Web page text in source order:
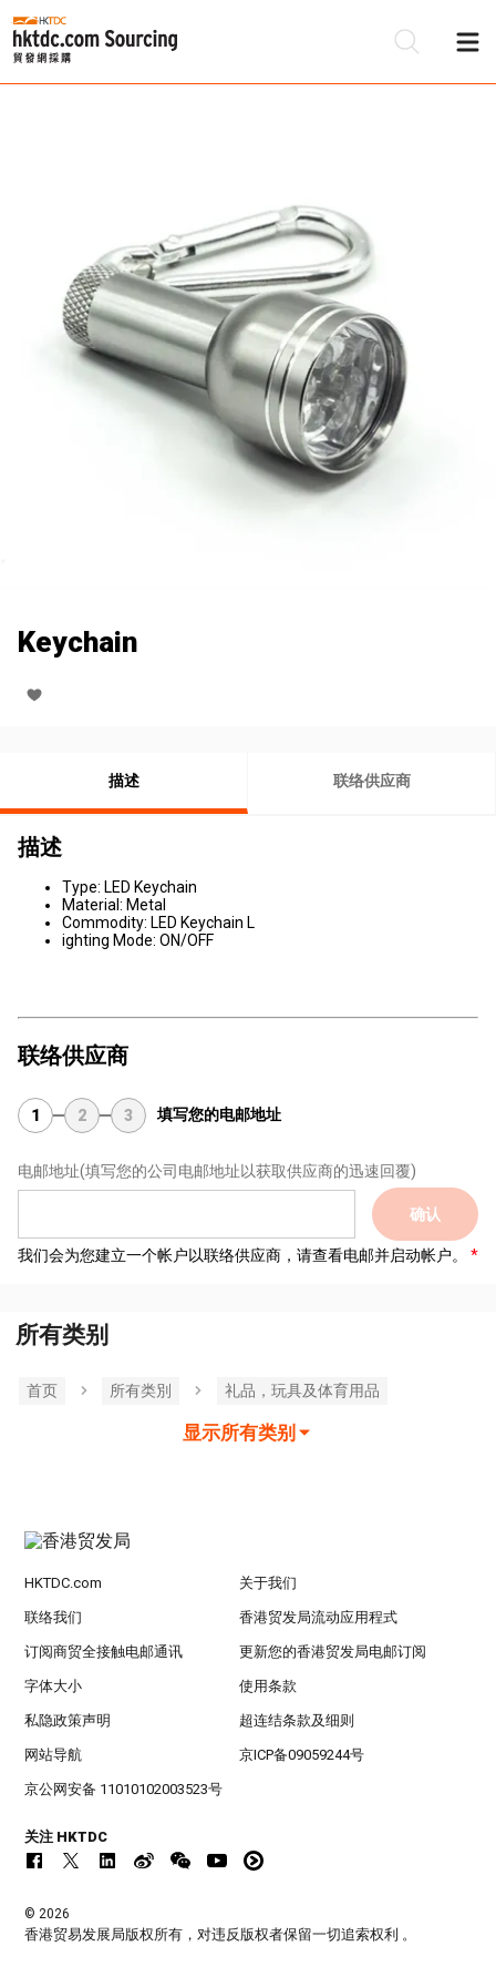
Keychain
描述 联络供应商
描述
Type: LED Keychain
Material: Metal
Commodity: LED Keychain L
ighting Mode: ON/OFF
联络供应商
1 2 3 填写您的电邮地址
电邮地址(填写您的公司电邮地址以获取供应商的迅速回覆)
确认
我们会为您建立一个帐户以联络供应商，请查看电邮并启动帐户。
所有类别
首页 所有类別 礼品，玩具及体育用品
显示所有类别
HKTDC.com 关于我们
联络我们 香港贸发局流动应用程式
订阅商贸全接触电邮通讯 更新您的香港贸发局电邮订阅
字体大小 使用条款
私隐政策声明 超连结条款及细则
网站导航 京ICP备09059244号
京公网安备 11010102003523号
关注 HKTDC
© 2026
香港贸易发展局版权所有，对违反版权者保留一切追索权利 。